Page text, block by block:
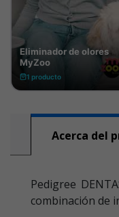
Acerca del
Pedigree
combinación de